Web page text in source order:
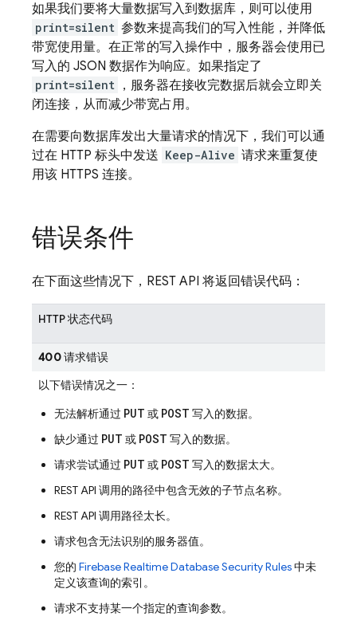
如果我们要将大量数据写入到数据库，则可以使用
print=silent 参数来提高我们的写入性能，并降低
带宽使用量。在正常的写入操作中，服务器会使用已
写入的 JSON 数据作为响应。如果指定了
print=silent ，服务器在接收完数据后就会立即关
闭连接，从而减少带宽占用。
在需要向数据库发出大量请求的情况下，我们可以通
过在 HTTP 标头中发送 Keep-Alive 请求来重复使
用该 HTTPS 连接。
错误条件
在下面这些情况下，REST API 将返回错误代码：
HTTP 状态代码
400请求错误
以下错误情况之一：
无法解析通过 PUT 或 POST 写入的数据。
缺少通过 PUT 或 POST 写入的数据。
请求尝试通过 PUT 或 POST 写入的数据太大。
REST API 调用的路径中包含无效的子节点名称。
REST API 调用路径太长。
请求包含无法识别的服务器值。
您的 Firebase Realtime DatabaseSecurity Rules中未
定义该查询的索引。
请求不支持某一个指定的查询参数。